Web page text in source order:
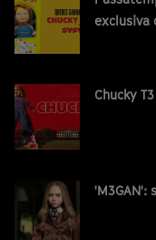
exclusiva
Chucky T3
'M3GAN':